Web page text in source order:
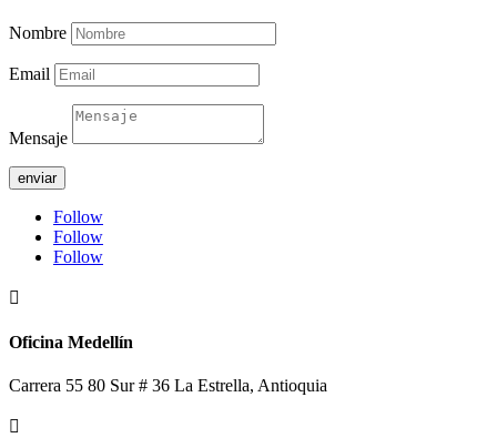
Nombre
Email
Mensaje
enviar
Follow
Follow
Follow

Oficina Medellín
Carrera 55 80 Sur # 36 La Estrella, Antioquia
